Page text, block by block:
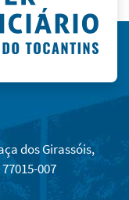
dos Girassóis,
007